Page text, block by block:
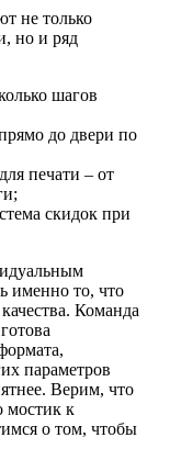
не только
но и ряд
шагов
до двери по
печати – от
скидок при
именно то, что
Команда
параметров
Верим, что
мостик к
о том, чтобы